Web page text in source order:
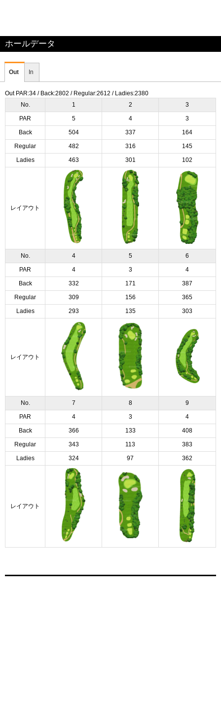
ホールデータ
Out In
Out PAR:34 / Back:2802 / Regular:2612 / Ladies:2380
No.
1 2 3
PAR 5 4 3
Back 504 337 164
Regular 482 316 145
Ladies 463 301 102
レイアウト
No. 4 5 6
PAR 4 3 4
Back 332 171 387
Regular 309 156 365
Ladies 293 135 303
レイアウト
No. 7 8 9
PAR 4 3 4
Back 366 133 408
Regular 343 113 383
Ladies 324 97 362
レイアウト